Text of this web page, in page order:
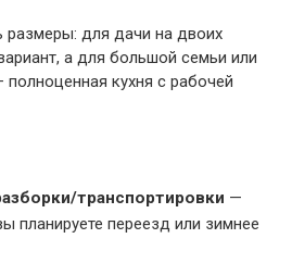
размеры: для дачи на двоих
а для большой семьи или
кухня с рабочей
транспортировки —
планируете переезд или зимнее